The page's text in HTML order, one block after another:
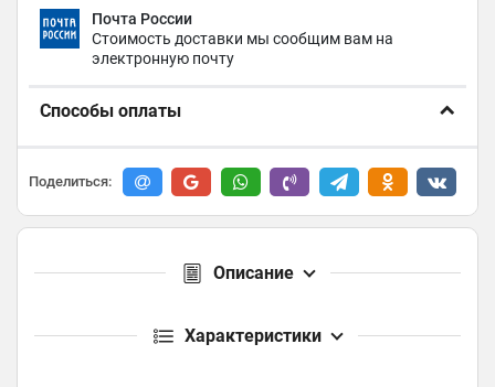
Почта России
Стоимость доставки мы сообщим вам на
электронную почту
Способы оплаты
Поделиться:
Описание
Характеристики